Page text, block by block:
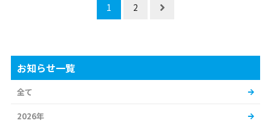
1 2
お知らせ一覧
全て
2026年